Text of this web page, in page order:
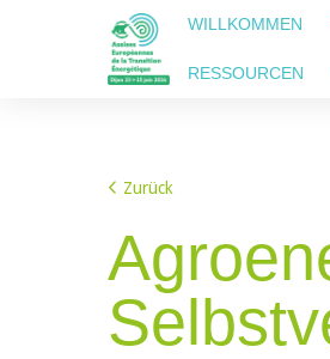
WILLKOMMEN
RESSOURCEN
Zurück